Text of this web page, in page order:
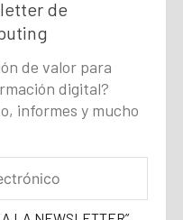
de
de valor para
digital?
informes y mucho